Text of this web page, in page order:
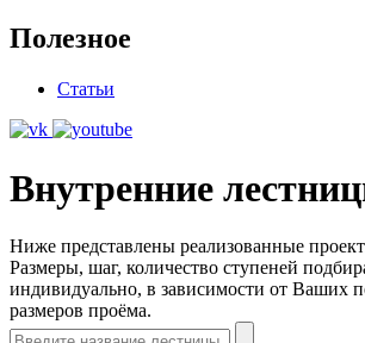
Полезное
Статьи
Внутренние
Ниже представлены реализованные
Размеры, шаг, количество ступеней
индивидуально, в зависимости от Ваших
размеров проёма.